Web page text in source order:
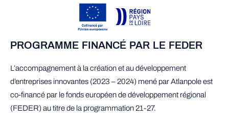
PROGRAMME FINANCÉ PAR LE FEDER
L’accompagnement à la création et au développement
d’entreprises innovantes (2023 – 2024) mené par Atlanpole est
co-financé par le fonds européen de développement régional
(FEDER) au titre de la programmation 21-27.